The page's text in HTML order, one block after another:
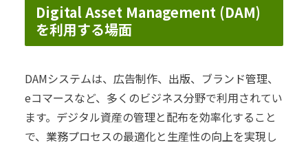
Digital Asset Management (DAM)
を利用する場面
DAMシステムは、広告制作、出版、ブランド管理、
eコマースなど、多くのビジネス分野で利用されてい
ます。デジタル資産の管理と配布を効率化すること
で、業務プロセスの最適化と生産性の向上を実現し